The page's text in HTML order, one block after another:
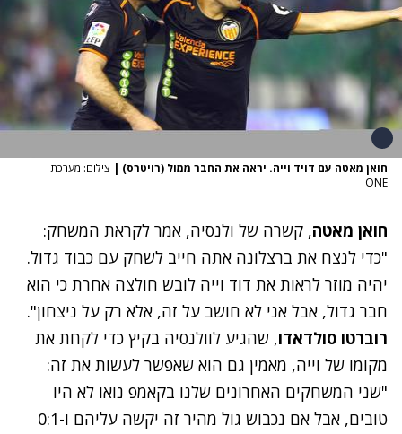
חואן מאטה עם דויד וייה. יראה את החבר ממול (רויטרס) | צילום: מערכת
ONE
חואן מאטה, קשרה של ולנסיה, אמר לקראת המשחק:
"כדי לנצח את ברצלונה אתה חייב לשחק עם כבוד גדול.
יהיה מוזר לראות את דוד וייה לובש חולצה אחרת כי הוא
חבר גדול, אבל אני לא חושב על זה, אלא רק על ניצחון".
רוברטו סולדאדו, שהגיע לוולנסיה בקיץ כדי לקחת את
מקומו של וייה, מאמין גם הוא שאפשר לעשות את זה:
"שני המשחקים האחרונים שלנו בקאמפ נואו לא היו
טובים, אבל אם נכבוש גול מהיר זה יקשה עליהם ו-0:1